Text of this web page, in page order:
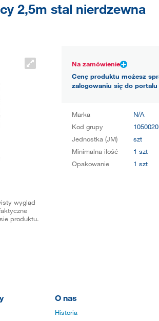
2,5m stal nierdzewna
wygląd
produktu.
Na zamówienie
Cenę produktu możesz
zalogowaniu się do portalu
Marka
N/A
Kod grupy
Jednostka (JM)
szt
Minimalna ilość
1 szt
Opakowanie
1 szt
O nas
Historia